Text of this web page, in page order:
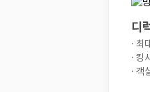
제주렌트카 보험까지
동일한 차량이라도 보험 조건에
사고 발생 시 일
디
·최
·킹
·객